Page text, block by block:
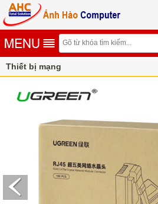
Thiết bị mạng
corlor